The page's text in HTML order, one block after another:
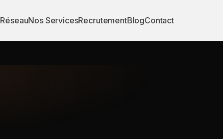
RéseauNos ServicesRecrutementBlogContact